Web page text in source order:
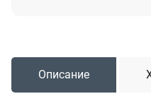
Описание